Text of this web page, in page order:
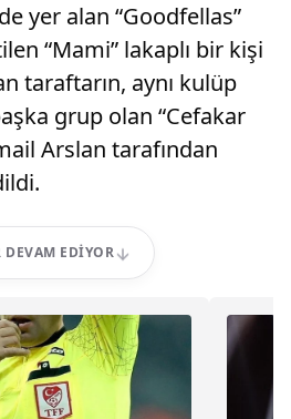
yer alan “Goodfellas”
“Mami” lakaplı bir kişi
taraftarın, aynı kulüp
grup olan “Cefakar
Arslan tarafından
DEVAM EDIYOR